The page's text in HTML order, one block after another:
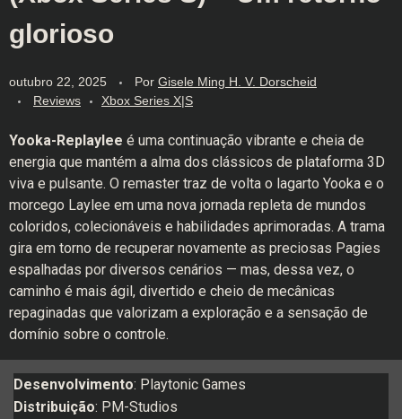
glorioso
outubro 22, 2025 Por Gisele Ming H. V. Dorscheid
Reviews
Xbox Series X|S
Yooka-Replaylee é uma continuação vibrante e cheia de
energia que mantém a alma dos clássicos de plataforma 3D
viva e pulsante. O remaster traz de volta o lagarto Yooka e o
morcego Laylee em uma nova jornada repleta de mundos
coloridos, colecionáveis e habilidades aprimoradas. A trama
gira em torno de recuperar novamente as preciosas Pagies
espalhadas por diversos cenários — mas, dessa vez, o
caminho é mais ágil, divertido e cheio de mecânicas
repaginadas que valorizam a exploração e a sensação de
domínio sobre o controle.
Desenvolvimento: Playtonic Games
Distribuição: PM-Studios